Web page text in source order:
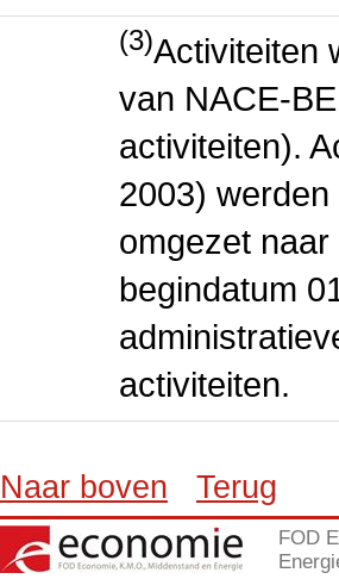
(3)Activiteiten
van NACE-
activiteiten).
2003)
omgezet
begindatum
activiteiten.
Naar boven Terug
FOD